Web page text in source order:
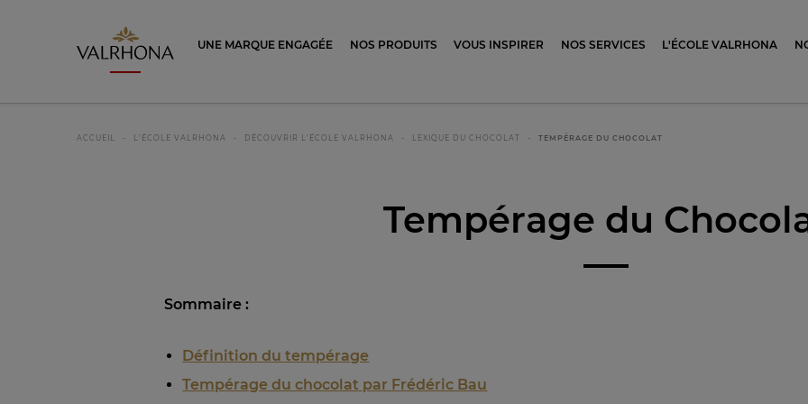
Valrhona - Imaginons le meilleur du chocolat
UNE MARQUE ENGAGÉE NOS PRODUITS VOUS INSPIRER NOS SERVICES L'ÉCOLE VALRHONA
ACCUEIL L'ÉCOLE VALRHONA DÉCOUVRIR L'ÉCOLE VALRHONA LEXIQUE DU CHOCOLAT TEMPÉRAGE DU CHOCOLAT
Tempérage du
Sommaire :
Définition du tempérage
Tempérage du chocolat par Frédéric Bau